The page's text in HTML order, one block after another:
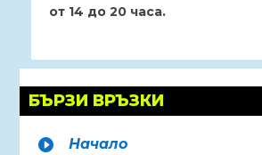
от 14 до 20 часа.
БЪРЗИ ВРЪЗКИ
 Начало